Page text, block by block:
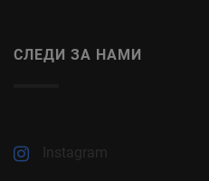
СЛЕДИ ЗА НАМИ
Instagram